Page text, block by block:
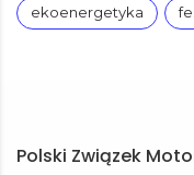
ekoenergetyka
Polski Związek